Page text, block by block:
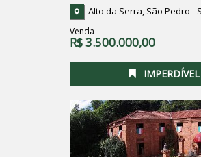
Alto da Serra, São Pedro -
Venda
R$3.500.000,00
IMPERDÍVEL